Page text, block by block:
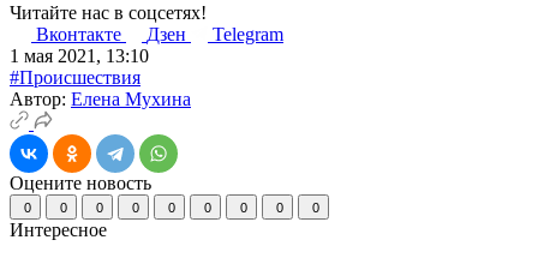
Читайте нас в соцсетях!
Вконтакте
Дзен
Telegram
1 мая 2021, 13:10
#Происшествия
Автор: Елена Мухина
Оцените новость
0 0 0 0 0 0 0 0 0
Интересное